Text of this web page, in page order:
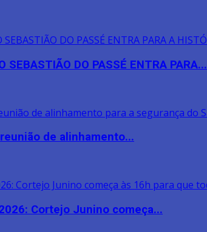
SEBASTIÃO DO PASSÉ ENTRA PARA...
de alinhamento...
Cortejo Junino começa...